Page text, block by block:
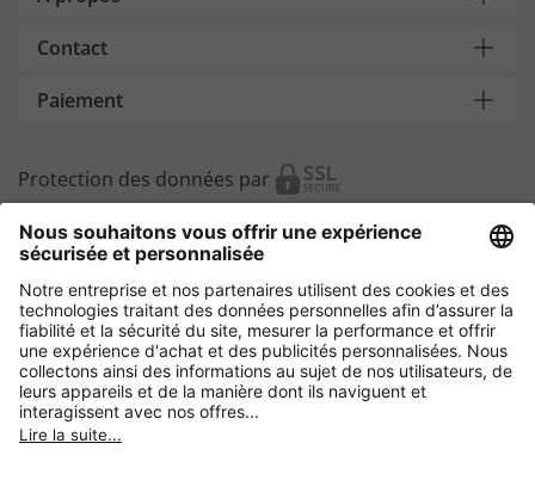
Contact
Paiement
Protection des données par
Autres magasins en ligne
Belgique